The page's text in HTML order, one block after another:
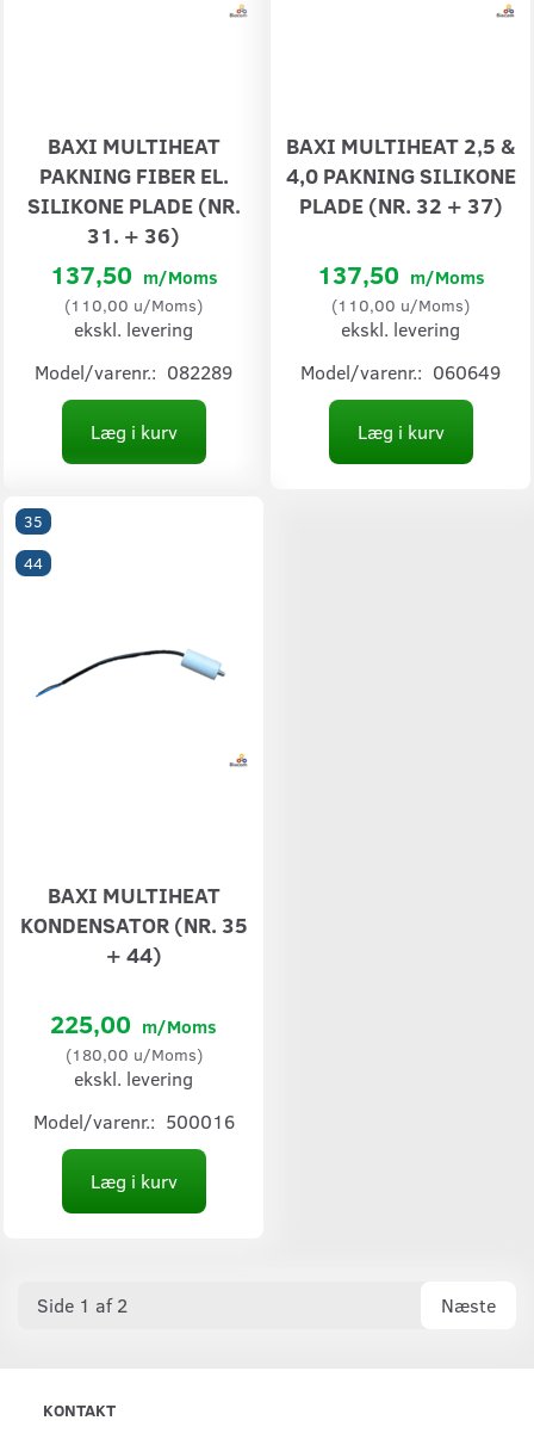
BAXI MULTIHEAT
PAKNING FIBER EL.
SILIKONE PLADE (NR.
31. + 36)
137,50 m/Moms
(110,00 u/Moms)
ekskl. levering
Model/varenr.: 082289
Læg i kurv
BAXI MULTIHEAT 2,5 &
4,0 PAKNING SILIKONE
PLADE (NR. 32 + 37)
137,50 m/Moms
(110,00 u/Moms)
ekskl. levering
Model/varenr.: 060649
Læg i kurv
35
44
BAXI MULTIHEAT
KONDENSATOR (NR. 35
+ 44)
225,00 m/Moms
(180,00 u/Moms)
ekskl. levering
Model/varenr.: 500016
Læg i kurv
Side 1 af 2 Næste
KONTAKT